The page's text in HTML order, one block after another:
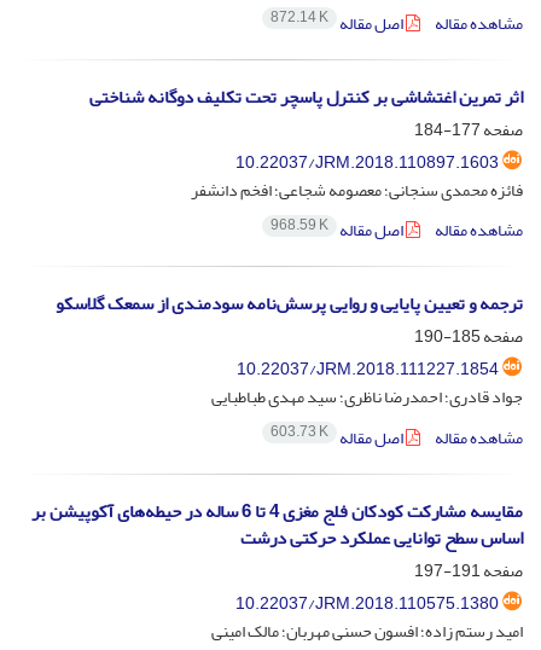
مشاهده مقاله
اصل مقاله 872.14 K
اثر تمرین اغتشاشی بر کنترل پاسچر تحت تکلیف دوگانه شناختی
صفحه177-184
10.22037/JRM.2018.110897.1603
فائزه محمدی سنجانی؛ معصومه شجاعی؛ افخم دانشفر
مشاهده مقاله
اصل مقاله 968.59 K
ترجمه و تعیین پایایی و روایی پرسش‌نامه سودمندی از سمعک گلاسکو
صفحه185-190
10.22037/JRM.2018.111227.1854
جواد قادری؛ احمدرضا ناظری؛ سید مهدی طباطبایی
مشاهده مقاله
اصل مقاله 603.73 K
مقایسه مشارکت کودکان فلج مغزی 4 تا 6 ساله در حیطه‌های آکوپیشن بر
اساس سطح توانایی عملکرد حرکتی درشت
صفحه191-197
10.22037/JRM.2018.110575.1380
امید رستم زاده؛ افسون حسنی مهربان؛ مالک امینی